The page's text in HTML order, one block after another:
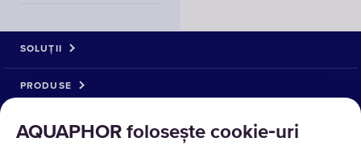
AQUAPHOR folosește cookie‑uri
SOLUȚII
PRODUSE
DESPRE NOI